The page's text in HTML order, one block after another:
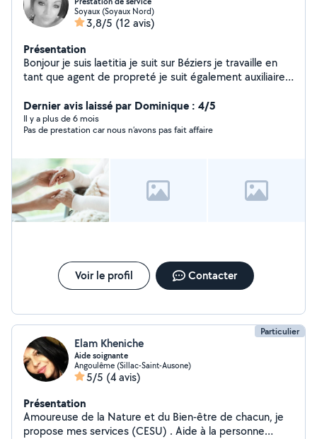
Soyaux (Soyaux Nord)
3,8/5 (12 avis)
Présentation
Bonjour je suis laetitia je suit sur Béziers je travaille en
tant que agent de propreté je suit également auxiliaire
satisfaire chaque demande..n'hésitez pas a me
contacter
Dernier avis laissé par Dominique : 4/5
Il y a plus de 6 mois
Pas de prestation car nous n’avons pas fait affaire
Voir le profil Contacter
Particulier
Elam Kheniche
Aide soignante
Angoulême (Sillac-Saint-Ausone)
5/5 (4 avis)
Présentation
Amoureuse de la Nature et du Bien-être de chacun, je
propose mes services (CESU) . Aide à la personne